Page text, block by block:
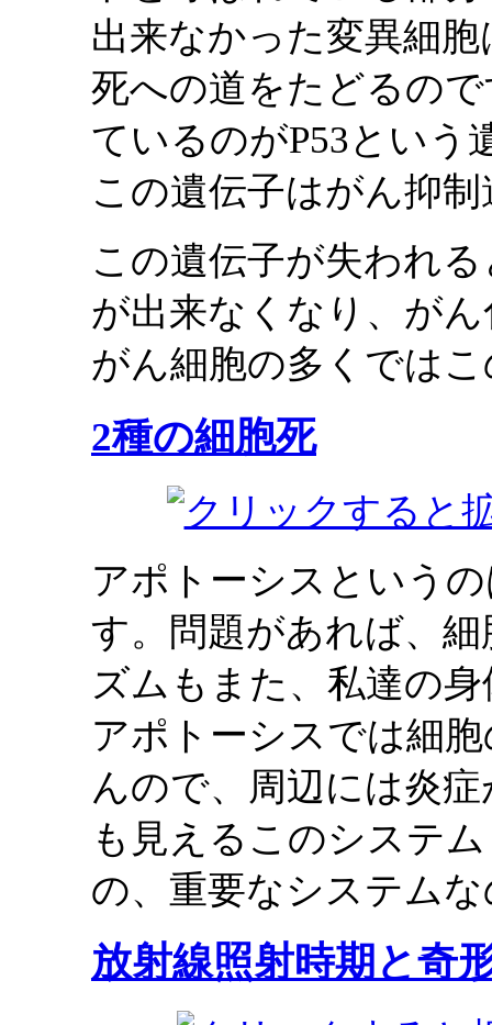
出来なかった変異細
死への道をたどるの
ているのがP53という
この遺伝子はがん抑
この遺伝子が失われ
が出来なくなり、が
がん細胞の多くでは
2種の細胞死
アポトーシスという
す。問題があれば、
ズムもまた、私達の
アポトーシスでは細
んので、周辺には炎
も見えるこのシステ
の、重要なシステム
放射線照射時期と奇